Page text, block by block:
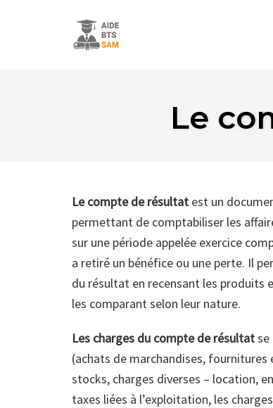
Le
Le compte de résultat est un
permettant de comptabiliser les
sur une période appelée exercice
a retiré un bénéfice ou une perte. Il
du résultat en recensant les produits
les comparant selon leur nature.
Les charges du compte de résultatse
(achats de marchandises,
stocks, charges diverses – location,
taxes liées à l’exploitation, les